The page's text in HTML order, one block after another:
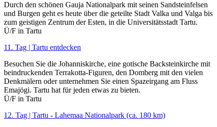
Durch den schönen Gauja Nationalpark mit seinen Sandsteinfelsen
und Burgen geht es heute über die geteilte Stadt Valka und Valga bis
zum geistigen Zentrum der Esten, in die Universitätsstadt Tartu.
Ü/F in Tartu
11. Tag | Tartu entdecken
Besuchen Sie die Johanniskirche, eine gotische Backsteinkirche mit
beindruckenden Terrakotta-Figuren, den Domberg mit den vielen
Denkmälern oder unternehmen Sie einen Spazeirgang am Fluss
Emajögi. Tartu hat für jeden etwas zu bieten.
Ü/F in Tartu
12. Tag | Tartu - Lahemaa Nationalpark (ca. 180 km)